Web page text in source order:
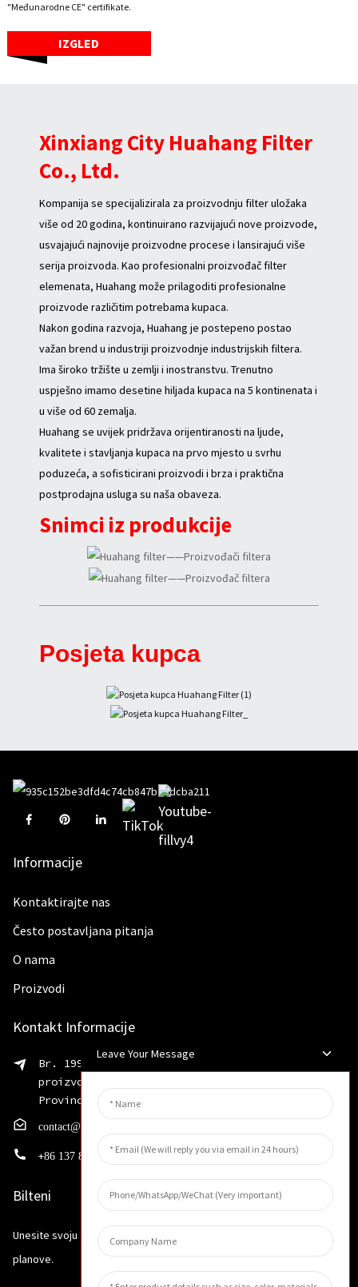
"Međunarodne CE" certifikate.
IZGLED
Xinxiang City Huahang Filter
Co., Ltd.
Kompanija se specijalizirala za proizvodnju filter uložaka
više od 20 godina, kontinuirano razvijajući nove proizvode,
usvajajući najnovije proizvodne procese i lansirajući više
serija proizvoda. Kao profesionalni proizvođač filter
elemenata, Huahang može prilagoditi profesionalne
proizvode različitim potrebama kupaca.
Nakon godina razvoja, Huahang je postepeno postao
važan brend u industriji proizvodnje industrijskih filtera.
Ima široko tržište u zemlji i inostranstvu. Trenutno
uspješno imamo desetine hiljada kupaca na 5 kontinenata i
u više od 60 zemalja.
Huahang se uvijek pridržava orijentiranosti na ljude,
kvalitete i stavljanja kupaca na prvo mjesto u svrhu
poduzeća, a sofisticirani proizvodi i brza i praktična
postprodajna usluga su naša obaveza.
Snimci iz produkcije
Posjeta kupca
Informacije
Kontaktirajte nas
Često postavljana pitanja
O nama
Proizvodi
Kontakt Informacije
Br. 199 Shaohua Road, Zona za razvoj napredne
proizvodnje, Distrikt Weibin, Grad Xinxiang,
Provincija Henan
contact@huahangfilter.com
+86 137 8194 7634
Bilteni
Unesite svoju e-mail adresu i poslat ćemo vam najnovije informativne
planove.
Leave Your Message